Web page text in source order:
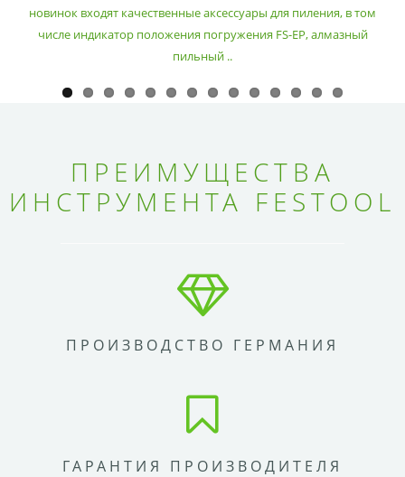
новинок входят качественные аксессуары для пиления, в том
числе индикатор положения погружения FS-EP, алмазный
пильный ..
ПРЕИМУЩЕСТВА
ИНСТРУМЕНТА FESTOOL
ПРОИЗВОДСТВО ГЕРМАНИЯ
ГАРАНТИЯ ПРОИЗВОДИТЕЛЯ